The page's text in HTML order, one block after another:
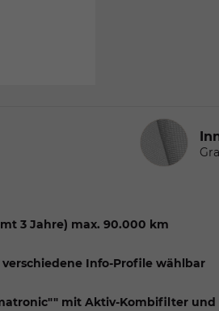
3 Jahre) max. 90.000 km
Info-Profile wählbar
mit Aktiv-Kombifilter